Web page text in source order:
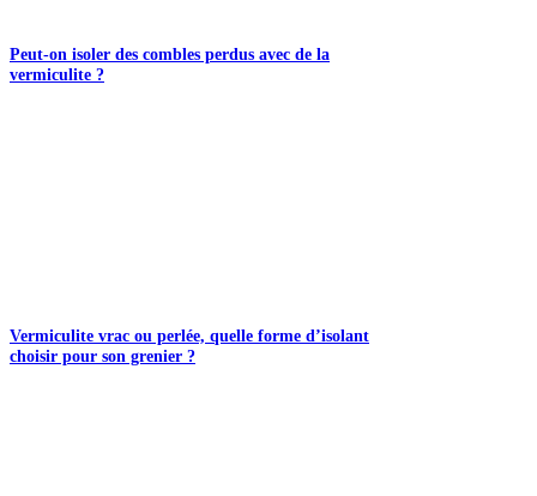
Peut-on isoler des combles perdus avec de la
vermiculite ?
Vermiculite vrac ou perlée, quelle forme d’isolant
choisir pour son grenier ?